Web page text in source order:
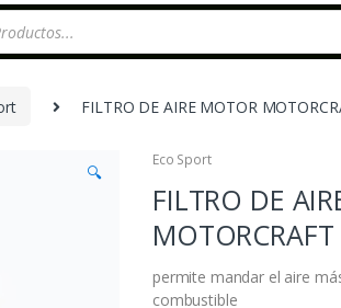
FILTRO DE AIRE MOTOR
🔍
Eco Sport
FILTRO DE
MOTORCRAFT
permite mandar el aire
combustible